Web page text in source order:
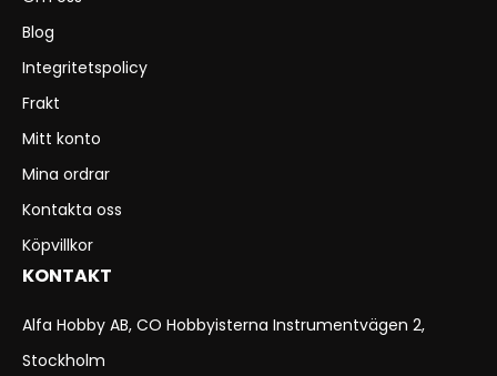
Blog
Integritetspolicy
Frakt
Mitt konto
Mina ordrar
Kontakta oss
Köpvillkor
KONTAKT
Alfa Hobby AB, CO Hobbyisterna Instrumentvägen 2,
Stockholm